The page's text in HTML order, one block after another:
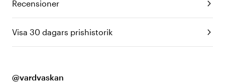
Recensioner
Visa 30 dagars prishistorik
@vardvaskan